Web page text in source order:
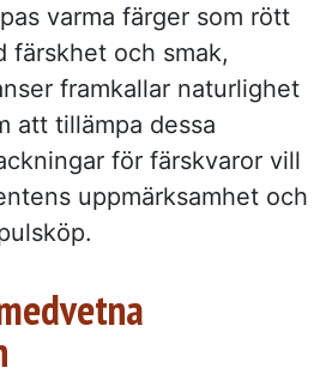
varma färger som rött
färskhet och smak,
framkallar naturlighet
att tillämpa dessa
för färskvaror vill
uppmärksamhet och